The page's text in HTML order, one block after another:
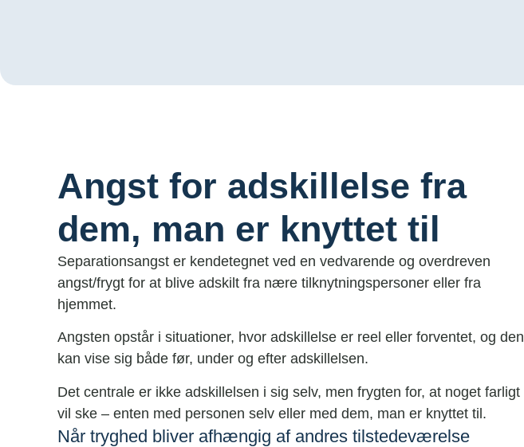
Angst for adskillelse fra
dem, man er knyttet til
Separationsangst er kendetegnet ved en vedvarende og overdreven
angst/frygt for at blive adskilt fra nære tilknytningspersoner eller fra
hjemmet.
Angsten opstår i situationer, hvor adskillelse er reel eller forventet, og den
kan vise sig både før, under og efter adskillelsen.
Det centrale er ikke adskillelsen i sig selv, men frygten for, at noget farligt
vil ske – enten med personen selv eller med dem, man er knyttet til.
Når tryghed bliver afhængig af andres tilstedeværelse